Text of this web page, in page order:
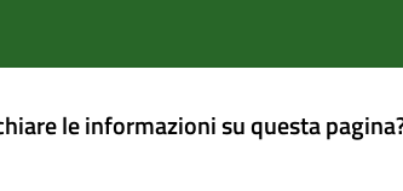
le informazioni su questa